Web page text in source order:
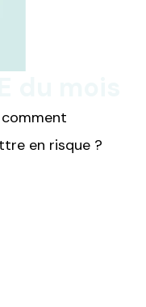
comment
en risque ?